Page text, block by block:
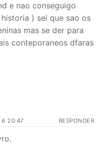
e nao conseguigo
) sei que sao os
mas se der para
conteporaneos dfaras
A 20:47 RESPONDER